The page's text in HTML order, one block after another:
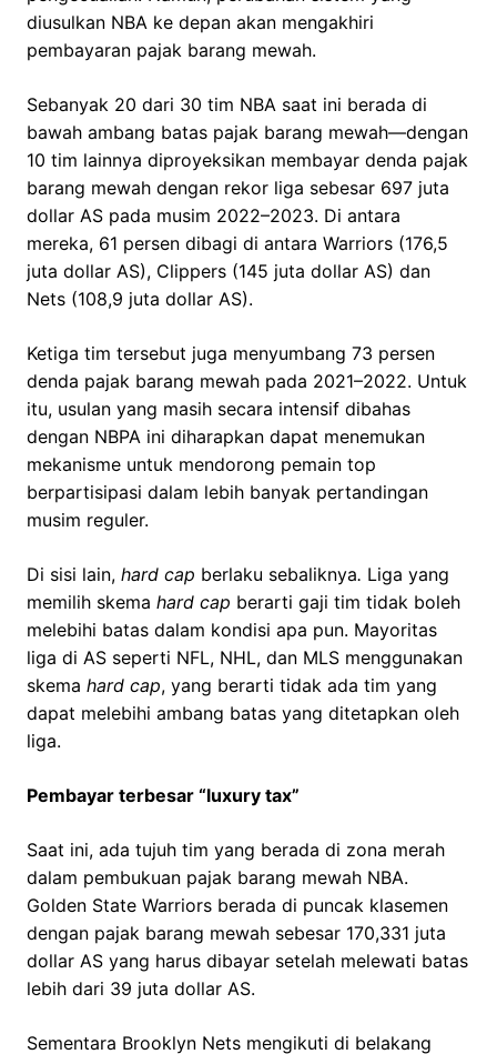
diusulkan NBA ke depan akan mengakhiri
pembayaran pajak barang mewah.
Sebanyak 20 dari 30 tim NBA saat ini berada di
bawah ambang batas pajak barang mewah—dengan
10 tim lainnya diproyeksikan membayar denda pajak
barang mewah dengan rekor liga sebesar 697 juta
dollar AS pada musim 2022–2023. Di antara
mereka, 61 persen dibagi di antara Warriors (176,5
juta dollar AS), Clippers (145 juta dollar AS) dan
Nets (108,9 juta dollar AS).
Ketiga tim tersebut juga menyumbang 73 persen
denda pajak barang mewah pada 2021–2022. Untuk
itu, usulan yang masih secara intensif dibahas
dengan NBPA ini diharapkan dapat menemukan
mekanisme untuk mendorong pemain top
berpartisipasi dalam lebih banyak pertandingan
musim reguler.
Di sisi lain, hard cap berlaku sebaliknya. Liga yang
memilih skema hard cap berarti gaji tim tidak boleh
melebihi batas dalam kondisi apa pun. Mayoritas
liga di AS seperti NFL, NHL, dan MLS menggunakan
skema hard cap, yang berarti tidak ada tim yang
dapat melebihi ambang batas yang ditetapkan oleh
liga.
Pembayar terbesar “luxury tax”
Saat ini, ada tujuh tim yang berada di zona merah
dalam pembukuan pajak barang mewah NBA.
Golden State Warriors berada di puncak klasemen
dengan pajak barang mewah sebesar 170,331 juta
dollar AS yang harus dibayar setelah melewati batas
lebih dari 39 juta dollar AS.
Sementara Brooklyn Nets mengikuti di belakang